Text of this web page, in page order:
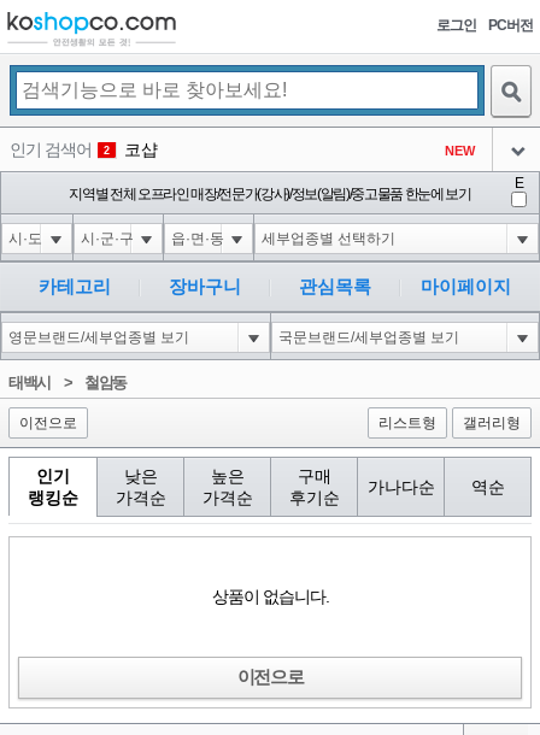
로그인 PC버전
인기 검색어 2 코샵 NEW
3 익스
아이콘
4 미끄럼방지
아이콘
5 대성설렁탕
아이콘
-16
6 1-1 waitfor delay '0:0:15' --
아이콘
0
1
지역별 전체 오프라인 매장/전문가(강사)/정보(알림)/중고물품 한눈에 보기
E
카테고리 장바구니 관심목록 마이페이지
태백시 > 철암동
이전으로 리스트형 갤러리형
인기
랭킹순
낮은
가격순
높은
가격순
구매
후기순
가나다순 역순
상품이 없습니다.
이전으로